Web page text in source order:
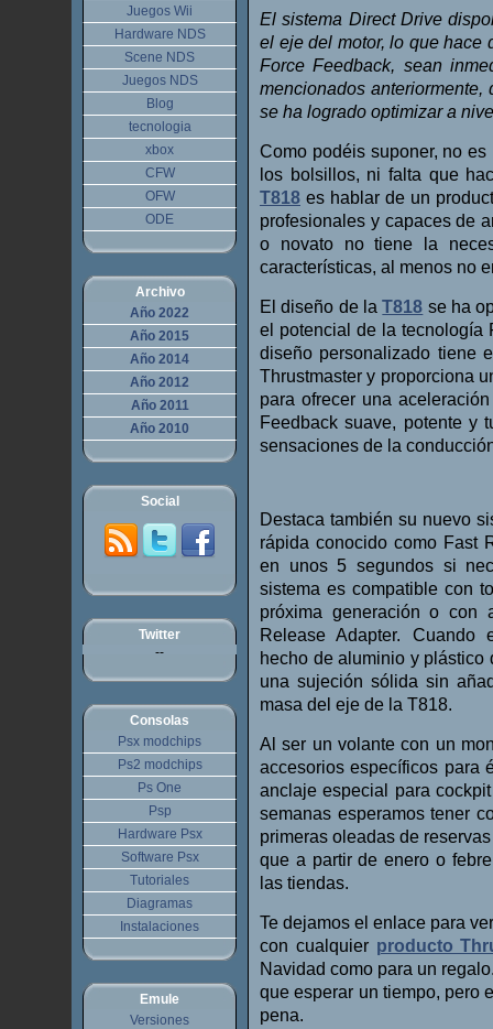
El sistema Direct Drive
el eje del motor, lo que hace
Force Feedback, sean
mencionados anteriormente,
se ha logrado optimizar a
Como podéis suponer, no
los bolsillos, ni falta que
T818 es hablar de un
profesionales y capaces de
o novato no tiene la
características, al menos no
El diseño de laT818 se ha
el potencial de la tecnología
diseño personalizado tiene
Thrustmaster y proporciona
para ofrecer una
Feedback suave, potente y
sensaciones de la
Destaca también su nuevo
rápida conocido como Fast
en unos 5 segundos si
sistema es compatible con
próxima generación o con
Release Adapter. Cuando
hecho de aluminio y plástico
una sujeción sólida sin
masa del eje de la T818.
Al ser un volante con un
accesorios específicos para
anclaje especial para
semanas esperamos tener
primeras oleadas de
que a partir de enero o
las tiendas.
Te dejamos el enlace para
con cualquier producto
Navidad como para un
que esperar un tiempo, pero
pena.
Juegos Wii
Hardware NDS
Scene NDS
Juegos NDS
Blog
tecnologia
xbox
CFW
OFW
ODE
Archivo
Año 2022
Año 2015
Año 2014
Año 2012
Año 2011
Año 2010
Social
Twitter
--
Consolas
Psx modchips
Ps2 modchips
Ps One
Psp
Hardware Psx
Software Psx
Tutoriales
Diagramas
Instalaciones
Emule
Versiones